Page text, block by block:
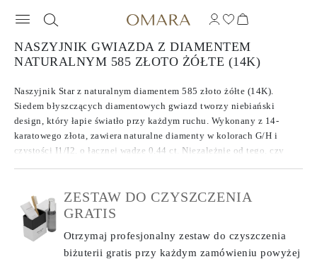
NASZYJNIK GWIAZDA Z DIAMENTEM
NATURALNYM 585 ZŁOTO ŻÓŁTE (14K)
Naszyjnik Star z naturalnym diamentem 585 złoto żółte (14K).
Siedem błyszczących diamentowych gwiazd tworzy niebiański
design, który łapie światło przy każdym ruchu. Wykonany z 14-
karatowego złota, zawiera naturalne diamenty w kolorach G/H i
czystości I1/I2, o łącznej wadze 0,44 ct. Niezależnie od tego, czy
ZESTAW DO CZYSZCZENIA
GRATIS
Otrzymaj profesjonalny zestaw do czyszczenia
biżuterii gratis przy każdym zamówieniupowyżej